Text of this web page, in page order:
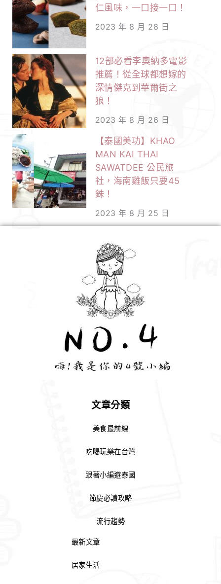
仁風味，一口接一口！
2023 年 8 月 28 日
12部必看李奧納多電影
推薦！從全球都想嫁的
深情傑克到華爾街之
狼！
2023 年 8 月 26 日
【泰國美功】KHAO
MAN KAI THAI
SAWATDEE 公民旅
社，海南雞飯只要45
銖！
2023 年 8 月 25 日
文章分類
美食最前線
吃喝玩樂在台灣
跟著小編遊泰國
節慶必讀攻略
流行趨勢
最新文章
居家生活